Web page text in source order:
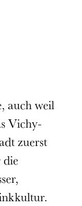
auch weil
Vichy-
zuerst